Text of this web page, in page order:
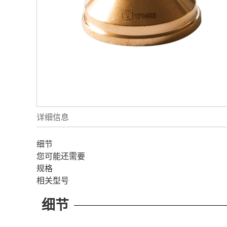
详细信息
细节
您可能还需要
规格
相关型号
细节